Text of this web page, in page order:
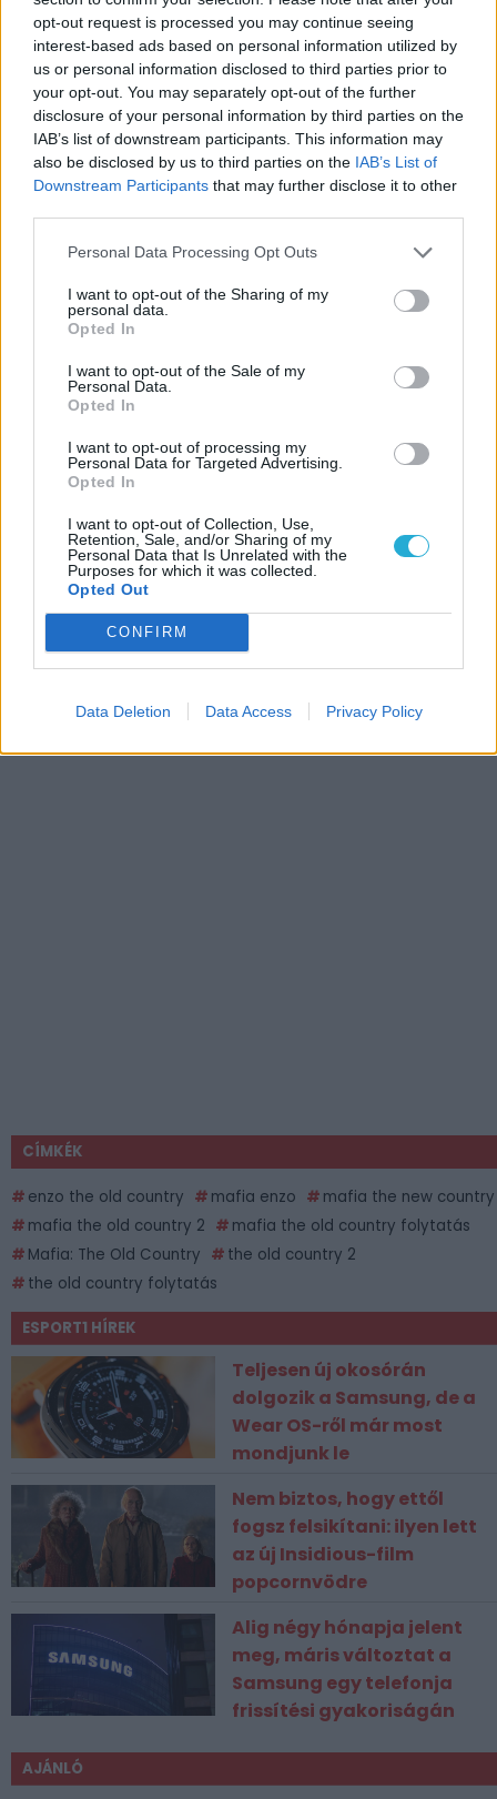
opt-out request is processed you may continue seeing
interest-based ads based on personal information utilized by
us or personal information disclosed to third parties prior to
your opt-out. You may separately opt-out of the further
disclosure of your personal information by third parties on the
IAB’s list of downstream participants. This information may
also be disclosed by us to third parties on the IAB’s List of
Downstream Participants that may further disclose it to other
Personal Data Processing Opt Outs
I want to opt-out of the Sharing of my
personal data.
Opted In
I want to opt-out of the Sale of my
Personal Data.
Opted In
I want to opt-out of processing my
Personal Data for Targeted Advertising.
Opted In
I want to opt-out of Collection, Use,
Retention, Sale, and/or Sharing of my
Personal Data that Is Unrelated with the
Purposes for which it was collected.
Opted Out
CONFIRM
Data Deletion Data Access Privacy Policy
PC-s verzióját
Hány lóerős ez a LÓ? Gameplay-videón a
Mafia: The Old Country járművei
Enzo, fiam! A család befogadott! –
Megjöttek a Mafia: The Old Country
tesztek
LEGFRISSEBB VIDEÓNK
CÍMKÉK
enzo the old country mafia enzo
mafia the new country
mafia the old country 2
mafia the old country folytatás
Mafia: The Old Country
the old country 2
the old country folytatás
ESPORT1 HÍREK
Teljesen új okosórán
dolgozik a Samsung, de a
Wear OS-ről már most
mondjunk le
Nem biztos, hogy ettől
fogsz felsikítani: ilyen lett
az új Insidious-film
popcornvödre
Alig négy hónapja jelent
meg, máris változtat a
Samsung egy telefonja
frissítési gyakoriságán
AJÁNLÓ